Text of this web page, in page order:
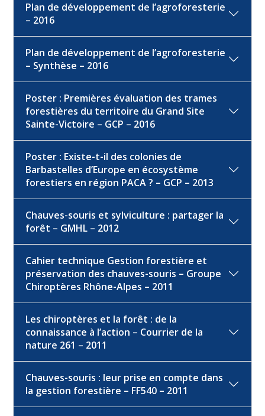
Plan de développement de l’agroforesterie
– 2016
Plan de développement de l’agroforesterie
– Synthèse – 2016
Poster : Premières évaluation des trames
forestières du territoire du Grand Site
Sainte-Victoire – GCP – 2016
Poster : Existe-t-il des colonies de
Barbastelles d’Europe en écosystème
forestiers en région PACA ? – GCP – 2013
Chauves-souris et sylviculture : partager la
forêt – GMHL – 2012
Cahier technique Gestion forestière et
préservation des chauves-souris – Groupe
Chiroptères Rhône-Alpes – 2011
Les chiroptères et la forêt : de la
connaissance à l’action – Courrier de la
nature 261 – 2011
Chauves-souris : leur prise en compte dans
la gestion forestière – FF540 – 2011